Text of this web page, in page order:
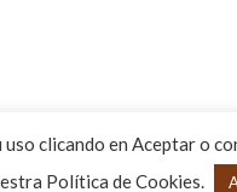
clicando en Aceptar o
Política de Cookies.